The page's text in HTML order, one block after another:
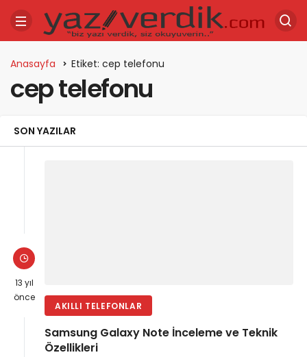
Anasayfa Etiket: cep telefonu
cep telefonu
SON YAZILAR
13 yıl
önce
AKILLI TELEFONLAR
Samsung Galaxy Note İnceleme ve Teknik
Özellikleri